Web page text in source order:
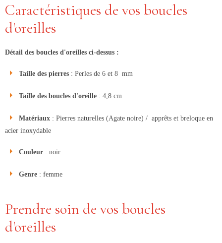
Caractéristiques de vos boucles
d'oreilles
Détail des boucles d'oreilles ci-dessus :
Taille des pierres : Perles de 6 et 8 mm
Taille des boucles d'oreille : 4,8 cm
Matériaux : Pierres naturelles (Agate noire) / apprêts et breloque en
acier inoxydable
Couleur : noir
Genre : femme
Prendre soin de vos boucles
d'oreilles